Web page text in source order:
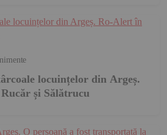
locuințelor din Argeș.
și Sălătrucu